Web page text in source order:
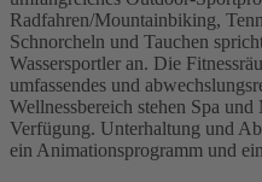
Radfahren/Mountainbiking,
Schnorcheln und Tauchen
Wassersportler an. Die
umfassendes und
Wellnessbereich stehen Spa
Verfügung. Unterhaltung und
ein Animationsprogramm und